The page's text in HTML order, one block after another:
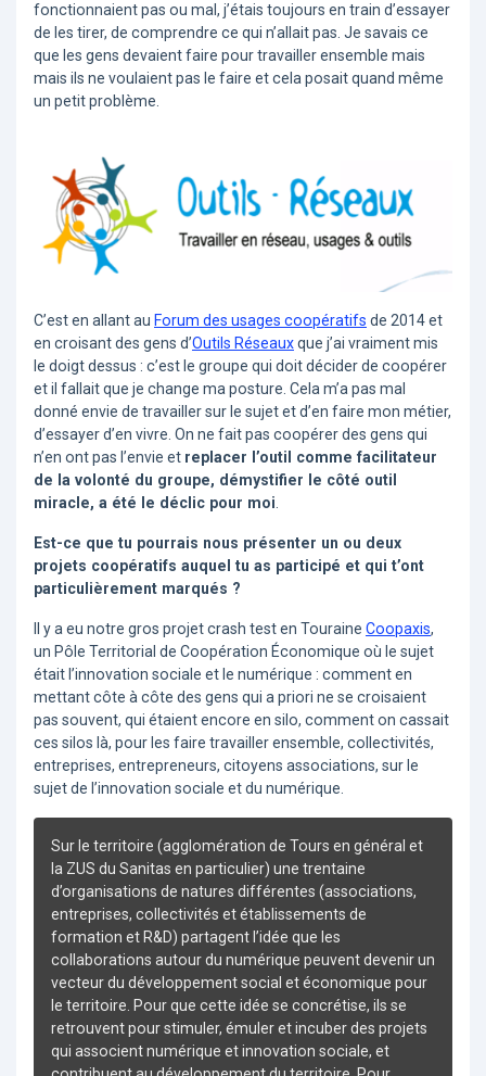
fonctionnaient pas ou mal, j’étais toujours en train d’essayer
de les tirer, de comprendre ce qui n’allait pas. Je savais ce
que les gens devaient faire pour travailler ensemble mais
mais ils ne voulaient pas le faire et cela posait quand même
un petit problème.
C’est en allant au Forum des usages coopératifs de 2014 et
en croisant des gens d’Outils Réseauxque j’ai vraiment mis
le doigt dessus : c’est le groupe qui doit décider de coopérer
et il fallait que je change ma posture. Cela m’a pas mal
donné envie de travailler sur le sujet et d’en faire mon métier,
d’essayer d’en vivre. On ne fait pas coopérer des gens qui
n’en ont pas l’envie et replacer l’outil comme facilitateur
de la volonté du groupe, démystifier le côté outil
miracle, a été le déclic pour moi.
Est-ce que tu pourrais nous présenter un ou deux
projets coopératifs auquel tu as participé et qui t’ont
particulièrement marqués ?
Il y a eu notre gros projet crash test en Touraine Coopaxis,
un Pôle Territorial de Coopération Économique où le sujet
était l’innovation sociale et le numérique : comment en
mettant côte à côte des gens qui a priori ne se croisaient
pas souvent, qui étaient encore en silo, comment on cassait
ces silos là, pour les faire travailler ensemble, collectivités,
entreprises, entrepreneurs, citoyens associations, sur le
sujet de l’innovation sociale et du numérique.
Sur le territoire (agglomération de Tours en général et
la ZUS du Sanitas en particulier) une trentaine
d’organisations de natures différentes (associations,
entreprises, collectivités et établissements de
formation et R&D) partagent l’idée que les
collaborations autour du numérique peuvent devenir un
vecteur du développement social et économique pour
le territoire. Pour que cette idée se concrétise, ils se
retrouvent pour stimuler, émuler et incuber des projets
qui associent numérique et innovation sociale, et